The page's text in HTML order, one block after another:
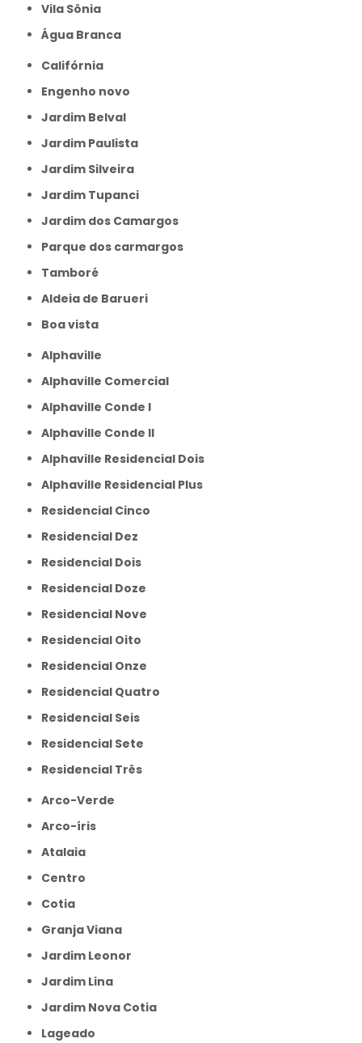
Vila Sônia
Água Branca
Califórnia
Engenho novo
Jardim Belval
Jardim Paulista
Jardim Silveira
Jardim Tupanci
Jardim dos Camargos
Parque dos carmargos
Tamboré
aldeia de Barueri
boa vista
Alphaville
Alphaville Comercial
Alphaville Conde I
Alphaville Conde II
Alphaville Residencial Dois
Alphaville Residencial Plus
Residencial Cinco
Residencial Dez
Residencial Dois
Residencial Doze
Residencial Nove
Residencial Oito
Residencial Onze
Residencial Quatro
Residencial Seis
Residencial Sete
Residencial Três
Arco-Verde
Arco-íris
Atalaia
Centro
Cotia
Granja Viana
Jardim Leonor
Jardim Lina
Jardim Nova Cotia
Lageado